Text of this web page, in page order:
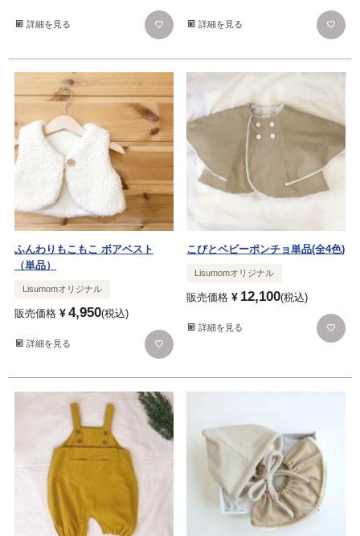
詳細を見る 詳細を見る
ふんわりもこもこ ボアベスト
（単品）
Lisumomオリジナル
販売価格 ¥4,950 税込
詳細を見る
こびとベビーポンチョ単品(全4色)
Lisumomオリジナル
販売価格 ¥ 12,100 税込
詳細を見る